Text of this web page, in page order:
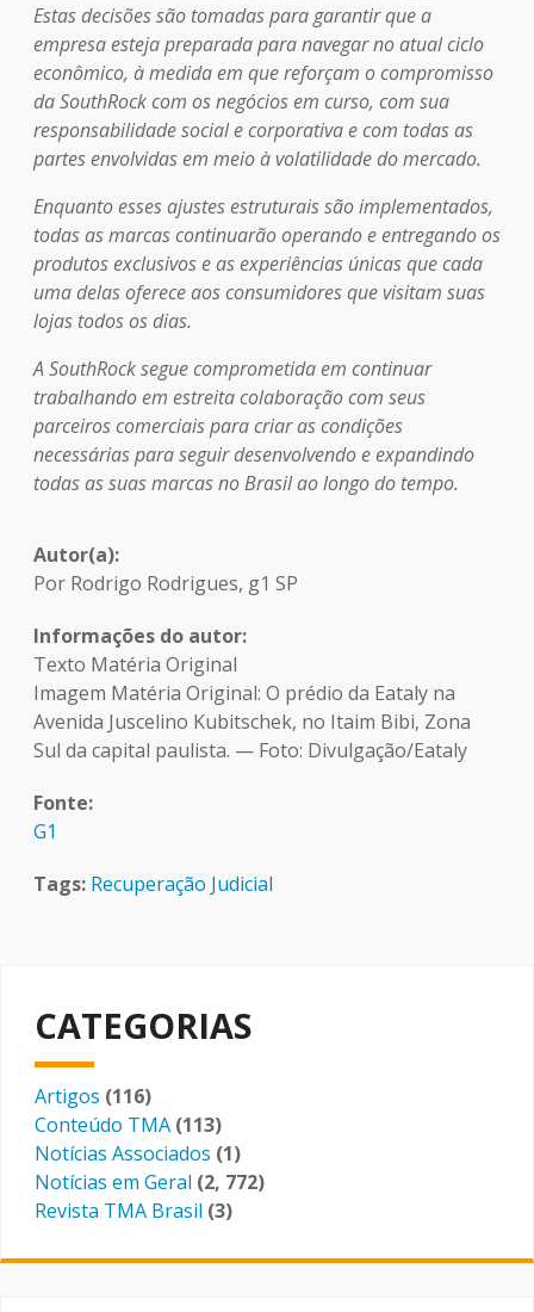
Estas decisões são tomadas para garantir que a
empresa esteja preparada para navegar no atual ciclo
econômico, à medida em que reforçam o compromisso
da SouthRock com os negócios em curso, com sua
responsabilidade social e corporativa e com todas as
partes envolvidas em meio à volatilidade do mercado.
Enquanto esses ajustes estruturais são implementados,
todas as marcas continuarão operando e entregando os
produtos exclusivos e as experiências únicas que cada
uma delas oferece aos consumidores que visitam suas
lojas todos os dias.
A SouthRock segue comprometida em continuar
trabalhando em estreita colaboração com seus
parceiros comerciais para criar as condições
necessárias para seguir desenvolvendo e expandindo
todas as suas marcas no Brasil ao longo do tempo.
Autor(a)
Por Rodrigo Rodrigues, g1 SP
Informações do autor
Texto Matéria Original
Imagem Matéria Original: O prédio da Eataly na
Avenida Juscelino Kubitschek, no Itaim Bibi, Zona
Sul da capital paulista. — Foto: Divulgação/Eataly
Fonte
G1
Tags Recuperação Judicial
CATEGORIAS
Artigos (116)
Conteúdo TMA (113)
Notícias Associados (1)
Notícias em Geral (2, 772)
Revista TMA Brasil (3)